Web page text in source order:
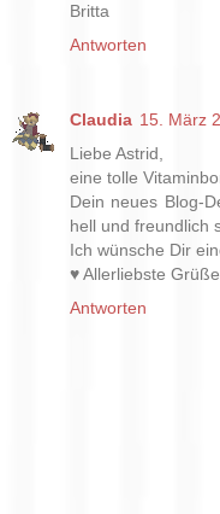
Britta
Antworten
Claudia 15. März
Liebe Astrid,
eine tolle
Dein neues Blog-
hell und freundlich
Ich wünsche Dir
♥ Allerliebste
Antworten